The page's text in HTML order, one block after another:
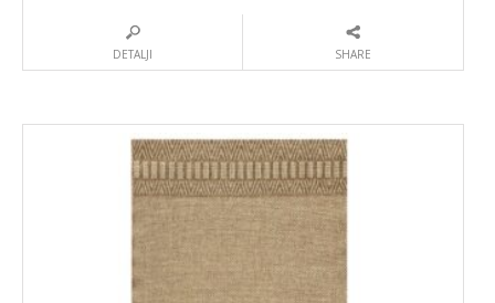
DETALJI SHARE